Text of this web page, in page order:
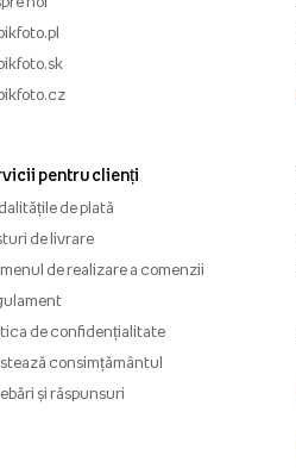
pentru clienți
de plată
de livrare
de realizare a comenzii
de confidențialitate
consimțământul
și răspunsuri